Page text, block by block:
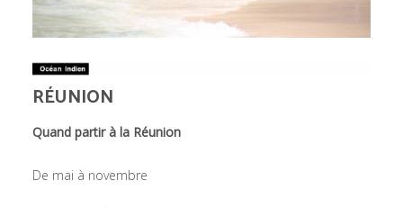
RÉUNION
Quand partir à la Réunion
De mai à novembre